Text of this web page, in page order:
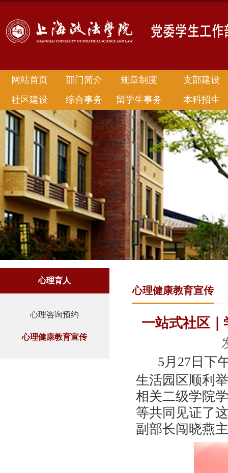
网站首页 部门简介 规章制度
支部建设
社区建设
综合事务 留学生事务 本科招生
心理育人
心理咨询预约
心理健康教育宣传
心理健康教育宣传
一站式社区
5月27日下
生活园区顺利
相关二级学院
等共同见证了
副部长闯晓燕